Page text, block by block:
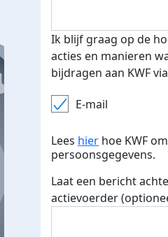
Ik blijf graag op de
acties en manieren
bijdragen aan KWF
E-mail
Lees hier hoe KWF
persoonsgegevens.
Laat een bericht
actievoerder